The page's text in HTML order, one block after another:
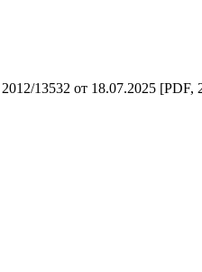
13532 от 18.07.2025 [PDF,